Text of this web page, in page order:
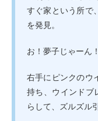
すぐ家という所で
を発見。
お！夢子じゃーん
右手にピンクのウ
持ち、ウインドブ
らして、ズルズル